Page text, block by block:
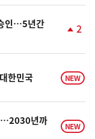
일
인…5년간
계
승
2
한민국 NEW
…2030년까
NEW